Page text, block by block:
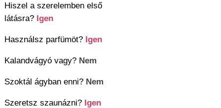
Hiszel a szerelemben első
látásra? Igen
Használsz parfümöt? Igen
Kalandvágyó vagy? Nem
Szoktál ágyban enni? Nem
Szeretsz szaunázni? Igen